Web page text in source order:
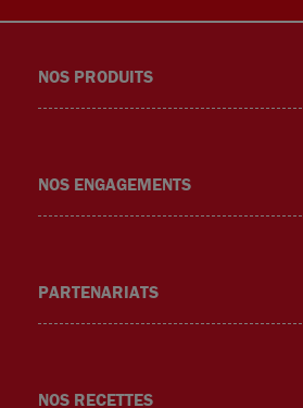
book
NOS PRODUITS
NOS ENGAGEMENTS
PARTENARIATS
NOS RECETTES